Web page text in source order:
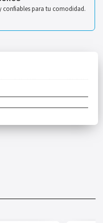
confiables para tu comodidad.